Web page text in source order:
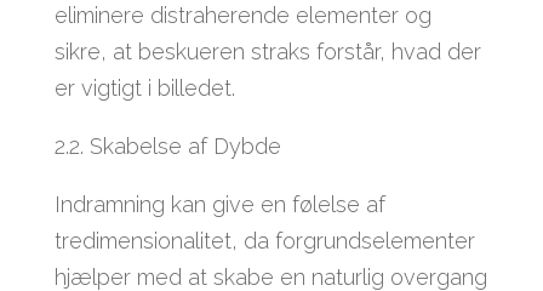
eliminere distraherende elementer og
sikre, at beskueren straks forstår, hvad der
er vigtigt i billedet.
2.2. Skabelse af Dybde
Indramning kan give en følelse af
tredimensionalitet, da forgrundselementer
hjælper med at skabe en naturlig overgang